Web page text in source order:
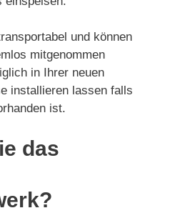
und können
mitgenommen
in Ihrer neuen
installieren lassen falls
ist.
das